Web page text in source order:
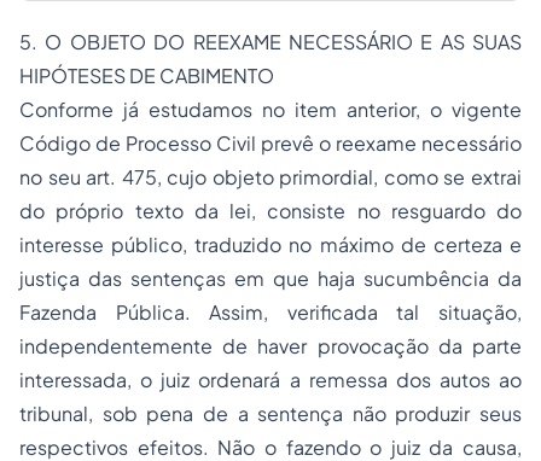
5. O OBJETO DO REEXAME NECESSÁRIO E AS SUAS
HIPÓTESES DE CABIMENTO
Conforme já estudamos no item anterior, o vigente
Código de Processo Civil prevê o reexame necessário
no seu art. 475, cujo objeto primordial, como se extrai
do próprio texto da lei, consiste no resguardo do
interesse público, traduzido no máximo de certeza e
justiça das sentenças em que haja sucumbência da
Fazenda Pública. Assim, verificada tal situação,
independentemente de haver provocação da parte
interessada, o juiz ordenará a remessa dos autos ao
tribunal, sob pena de a sentença não produzir seus
respectivos efeitos. Não o fazendo o juiz da causa,